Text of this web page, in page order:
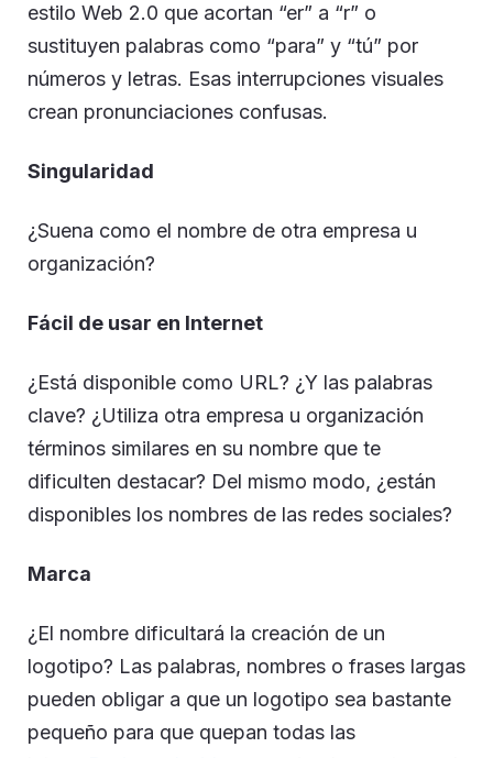
estilo Web 2.0 que acortan “er” a “r” o
sustituyen palabras como “para” y “tú” por
números y letras. Esas interrupciones visuales
crean pronunciaciones confusas.
Singularidad
¿Suena como el nombre de otra empresa u
organización?
Fácil de usar en Internet
¿Está disponible como URL? ¿Y las palabras
clave? ¿Utiliza otra empresa u organización
términos similares en su nombre que te
dificulten destacar? Del mismo modo, ¿están
disponibles los nombres de las redes sociales?
Marca
¿El nombre dificultará la creación de un
logotipo? Las palabras, nombres o frases largas
pueden obligar a que un logotipo sea bastante
pequeño para que quepan todas las